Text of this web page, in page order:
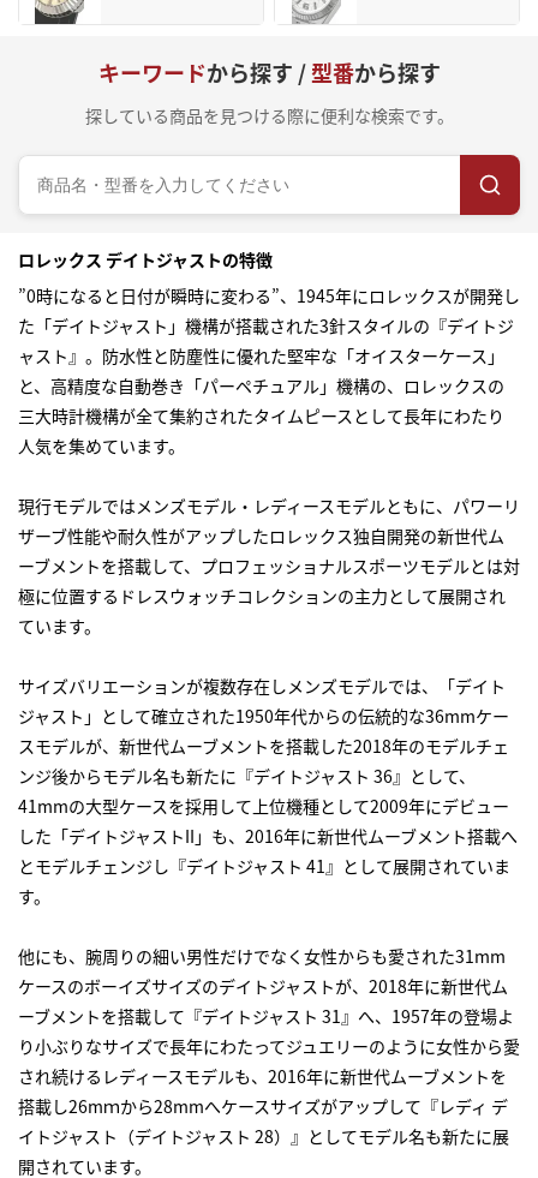
キーワードから探す /型番から探す
探している商品を見つける際に便利な検索です。
ロレックス デイトジャストの特徴
”0時になると日付が瞬時に変わる”、1945年にロレックスが開発し
た「デイトジャスト」機構が搭載された3針スタイルの『デイトジ
ャスト』。防水性と防塵性に優れた堅牢な「オイスターケース」
と、高精度な自動巻き「パーペチュアル」機構の、ロレックスの
三大時計機構が全て集約されたタイムピースとして長年にわたり
人気を集めています。
現行モデルではメンズモデル・レディースモデルともに、パワーリ
ザーブ性能や耐久性がアップしたロレックス独自開発の新世代ム
ーブメントを搭載して、プロフェッショナルスポーツモデルとは対
極に位置するドレスウォッチコレクションの主力として展開され
ています。
サイズバリエーションが複数存在しメンズモデルでは、「デイト
ジャスト」として確立された1950年代からの伝統的な36mmケー
スモデルが、新世代ムーブメントを搭載した2018年のモデルチェ
ンジ後からモデル名も新たに『デイトジャスト 36』として、
41mmの大型ケースを採用して上位機種として2009年にデビュー
した「デイトジャストII」も、2016年に新世代ムーブメント搭載へ
とモデルチェンジし『デイトジャスト 41』として展開されていま
す。
他にも、腕周りの細い男性だけでなく女性からも愛された31mm
ケースのボーイズサイズのデイトジャストが、2018年に新世代ム
ーブメントを搭載して『デイトジャスト 31』へ、1957年の登場よ
り小ぶりなサイズで長年にわたってジュエリーのように女性から愛
され続けるレディースモデルも、2016年に新世代ムーブメントを
搭載し26mｍから28mmへケースサイズがアップして『レディ デ
イトジャスト（デイトジャスト 28）』としてモデル名も新たに展
開されています。